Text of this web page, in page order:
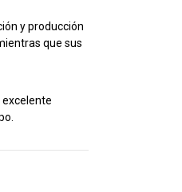
y producción
que sus
excelente